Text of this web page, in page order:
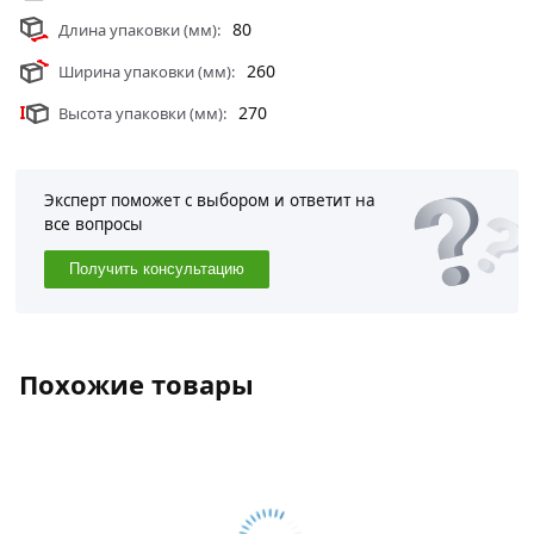
Длина упаковки (мм): 80
Ширина упаковки (мм): 260
Высота упаковки (мм): 270
Эксперт поможет с выбором и ответит на
все вопросы
Получить консультацию
Похожие товары